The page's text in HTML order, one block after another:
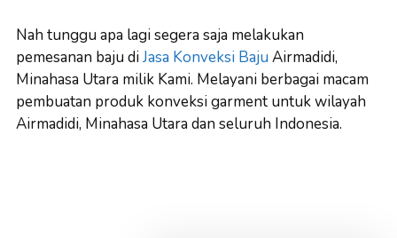
Nah tunggu apa lagi segera saja melakukan
pemesanan baju diJasa Konveksi Baju Airmadidi,
Minahasa Utara milik Kami. Melayani berbagai macam
pembuatan produk konveksi garment untuk wilayah
Airmadidi, Minahasa Utara dan seluruh Indonesia.